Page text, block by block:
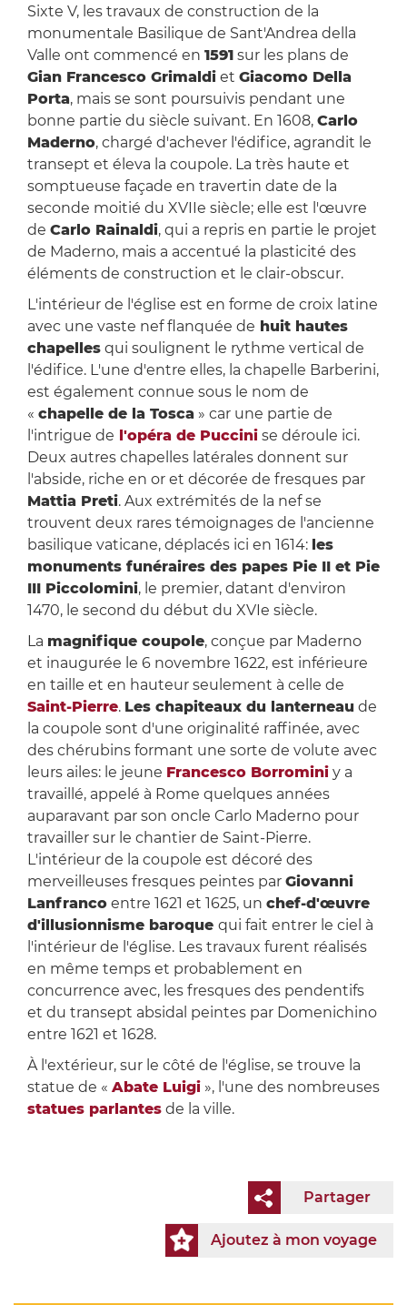
Sixte V, les travaux de construction de la
monumentale Basilique de Sant'Andrea della
Valle ont commencé en 1591sur les plans de
Gian Francesco Grimaldiet Giacomo Della
Porta, mais se sont poursuivis pendant une
bonne partie du siècle suivant. En 1608, Carlo
Maderno, chargé d'achever l'édifice, agrandit le
transept et éleva la coupole. La très haute et
somptueuse façade en travertin date de la
seconde moitié du XVIIe siècle; elle est l'œuvre
de Carlo Rainaldi, qui a repris en partie le projet
de Maderno, mais a accentué la plasticité des
éléments de construction et le clair-obscur.
L'intérieur de l'église est en forme de croix latine
avec une vaste nef flanquée de huit hautes
chapellesqui soulignent le rythme vertical de
l'édifice. L'une d'entre elles, la chapelle Barberini,
est également connue sous le nom de
« chapelle de la Tosca » car une partie de
l'intrigue de l'opéra de Puccinise déroule ici.
Deux autres chapelles latérales donnent sur
l'abside, riche en or et décorée de fresques par
Mattia Preti. Aux extrémités de la nef se
trouvent deux rares témoignages de l'ancienne
basilique vaticane, déplacés ici en 1614: les
monuments funéraires des papes Pie II et Pie
III Piccolomini, le premier, datant d'environ
1470, le second du début du XVIe siècle.
La magnifique coupole, conçue par Maderno
et inaugurée le 6 novembre 1622, est inférieure
en taille et en hauteur seulement à celle de
Saint-Pierre. Les chapiteaux du lanterneau de
la coupole sont d'une originalité raffinée, avec
des chérubins formant une sorte de volute avec
leurs ailes: le jeune Francesco Borrominiy a
travaillé, appelé à Rome quelques années
auparavant par son oncle Carlo Maderno pour
travailler sur le chantier de Saint-Pierre.
L'intérieur de la coupole est décoré des
merveilleuses fresques peintes par Giovanni
Lanfrancoentre 1621 et 1625, un chef-d'œuvre
d'illusionnisme baroque qui fait entrer le ciel à
l'intérieur de l'église. Les travaux furent réalisés
en même temps et probablement en
concurrence avec, les fresques des pendentifs
et du transept absidal peintes par Domenichino
entre 1621 et 1628.
À l'extérieur, sur le côté de l'église, se trouve la
statue de « Abate Luigi», l'une des nombreuses
statues parlantesde la ville.
Partager
Ajoutez à mon voyage